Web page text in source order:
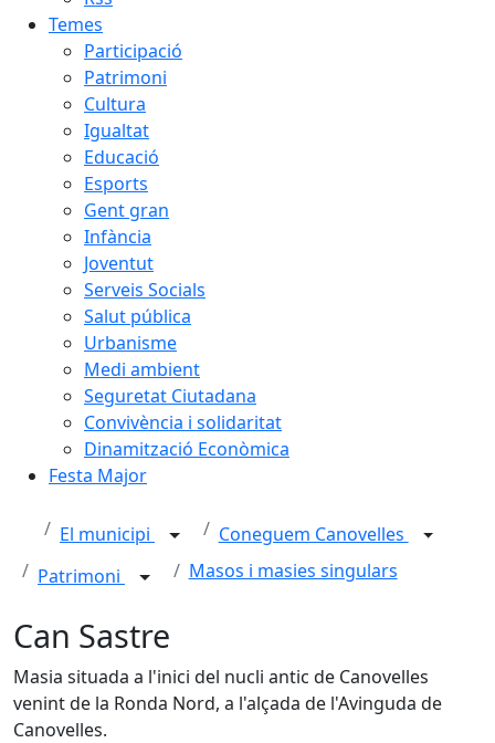
Temes
Participació
Patrimoni
Cultura
Igualtat
Educació
Esports
Gent gran
Infància
Joventut
Serveis Socials
Salut pública
Urbanisme
Medi ambient
Seguretat Ciutadana
Convivència i solidaritat
Dinamització Econòmica
Festa Major
El municipi
Coneguem Canovelles
Patrimoni
Masos i masies singulars
Can Sastre
Masia situada a l'inici del nucli antic de Canovelles
venint de la Ronda Nord, a l'alçada de l'Avinguda de
Canovelles.